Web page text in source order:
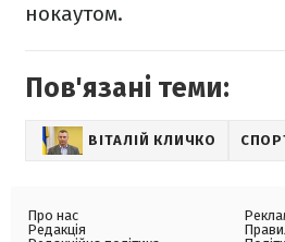
нокаутом.
Пов'язані теми:
ВІТАЛІЙ КЛИЧКО
Про нас
Редакція